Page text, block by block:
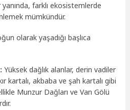
farklı ekosistemlerde
mümkündür.
olarak yaşadığı başlıca
Yüksek dağlık alanlar, derin vadiler
kartalı, akbaba ve şah kartalı gibi
Munzur Dağları ve Van Gölü